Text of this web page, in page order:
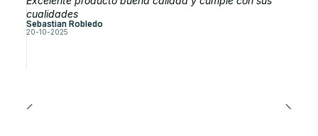
cualidades
Sebastian Robledo
20-10-2025